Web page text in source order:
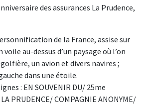
des assurances La Prudence,
de la France, assise sur
au-dessus d’un paysage où l’on
un avion et divers navires ;
dans une étoile.
: EN SOUVENIR DU/ 25me
PRUDENCE/ COMPAGNIE ANONYME/